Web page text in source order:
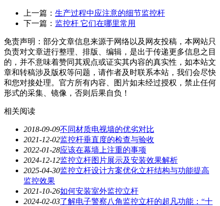
上一篇： 生产过程中应注意的细节监控杆
下一篇： 监控杆 它们在哪里常用
免责声明：部分文章信息来源于网络以及网友投稿，本网站只
负责对文章进行整理、排版、编辑，是出于传递更多信息之目
的，并不意味着赞同其观点或证实其内容的真实性，如本站文
章和转稿涉及版权等问题，请作者及时联系本站，我们会尽快
和您对接处理。官方所有内容、图片如未经过授权，禁止任何
形式的采集、镜像，否则后果自负！
相关阅读
2018-09-09不同材质电视墙的优劣对比
2021-12-02监控杆垂直度的检查与验收
2022-01-28应该在幕墙上注重的事项
2024-12-12监控立杆图片展示及安装效果解析
2025-04-30监控立杆设计方案优化立杆结构与功能提高
监控效果
2021-10-26如何安装室外监控立杆
2024-02-03了解电子警察八角监控立杆的超凡功能：“十